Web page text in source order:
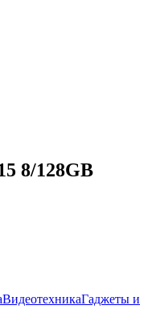
8/128GB
ВидеотехникаГаджеты и